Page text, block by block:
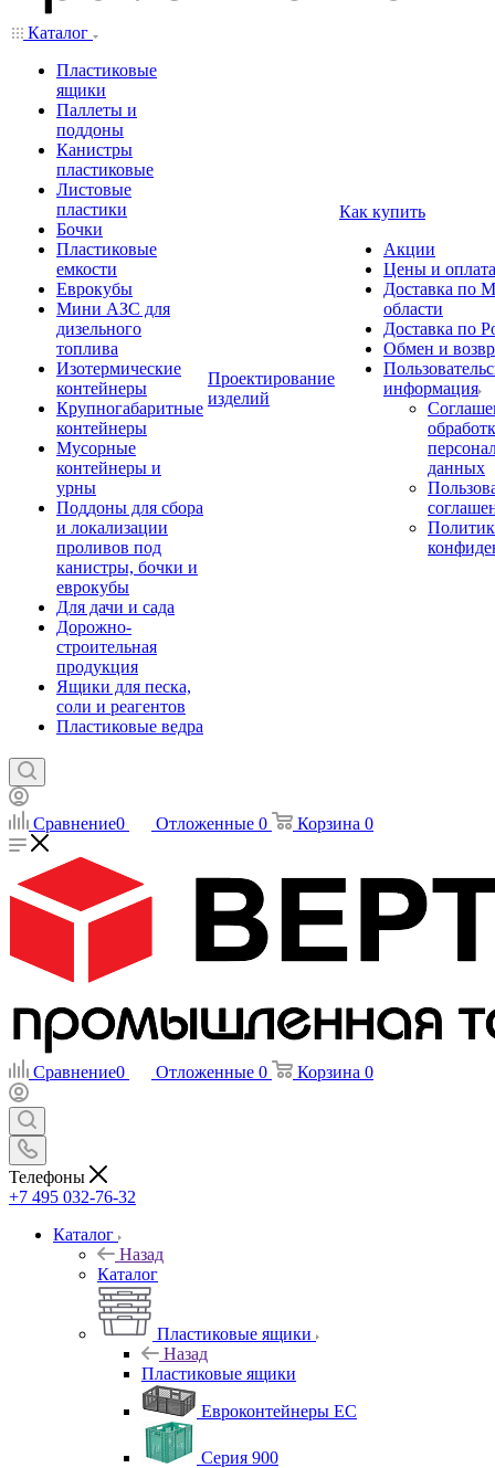
Каталог
Пластиковые
ящики
Паллеты и
поддоны
Канистры
пластиковые
Листовые
пластики
Бочки
Пластиковые
емкости
Еврокубы
Мини АЗС для
дизельного
топлива
Изотермические
контейнеры
Крупногабаритные
контейнеры
Мусорные
контейнеры и
урны
Поддоны для сбора
и локализации
проливов под
канистры, бочки и
еврокубы
Для дачи и сада
Дорожно-
строительная
продукция
Ящики для песка,
соли и реагентов
Пластиковые ведра
Проектирование
изделий
Как купить
Акции
Цены и оплата
Доставка по
области
Доставка по
Обмен и
информация
данных
Сравнение0 Отложенные 0 Корзина 0
Сравнение0 Отложенные 0 Корзина 0
Телефоны
+7 495 032-76-32
Каталог
Назад
Каталог
Пластиковые ящики
Назад
Пластиковые ящики
Евроконтейнеры ЕС
Серия 900